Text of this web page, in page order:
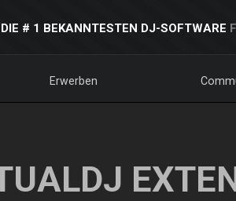
DIE # 1 BEKANNTESTEN DJ-SOFTWARE
Erwerben